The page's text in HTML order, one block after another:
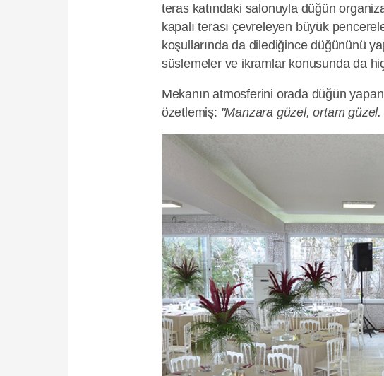
teras katındaki salonuyla düğün
kapalı terası çevreleyen büyük
koşullarında da dilediğince düğününü
süslemeler ve ikramlar konusunda da
Mekanın atmosferini orada düğün
özetlemiş: "Manzara güzel, ortam